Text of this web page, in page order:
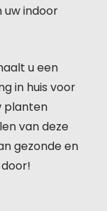
uw indoor
u een
in huis voor
planten
van deze
gezonde en